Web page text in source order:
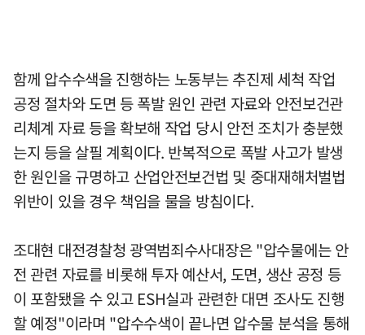
함께 압수수색을 진행하는 노동부는 추진제 세척 작업
공정 절차와 도면 등 폭발 원인 관련 자료와 안전보건관
리체계 자료 등을 확보해 작업 당시 안전 조치가 충분했
는지 등을 살필 계획이다. 반복적으로 폭발 사고가 발생
한 원인을 규명하고 산업안전보건법 및 중대재해처벌법
위반이 있을 경우 책임을 물을 방침이다.
조대현 대전경찰청 광역범죄수사대장은 "압수물에는 안
전 관련 자료를 비롯해 투자 예산서, 도면, 생산 공정 등
이 포함됐을 수 있고 ESH실과 관련한 대면 조사도 진행
할 예정"이라며 "압수수색이 끝나면 압수물 분석을 통해